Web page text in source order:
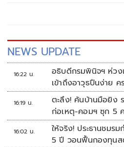
NEWS UPDATE
16:22 น.
อธิบดีกรมพินิจฯ ห่ว
เข้าถึงอาวุธปืนง่าย
ชนวนสำคัญ
16:19 น.
ตะลึง! ค้นบ้านมือยิง
ก่อเหตุ-คอมฯ ซุก 5
16:02 น.
ให้จริง! ประธานชมรม
5 ปี วอนฟื้นกองทุนส